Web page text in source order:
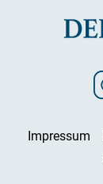
Impressum